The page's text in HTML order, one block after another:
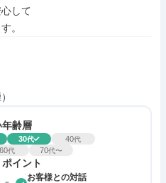
して
。
年齢層
30代 40代
60代 70代〜
イント
お客様との対話